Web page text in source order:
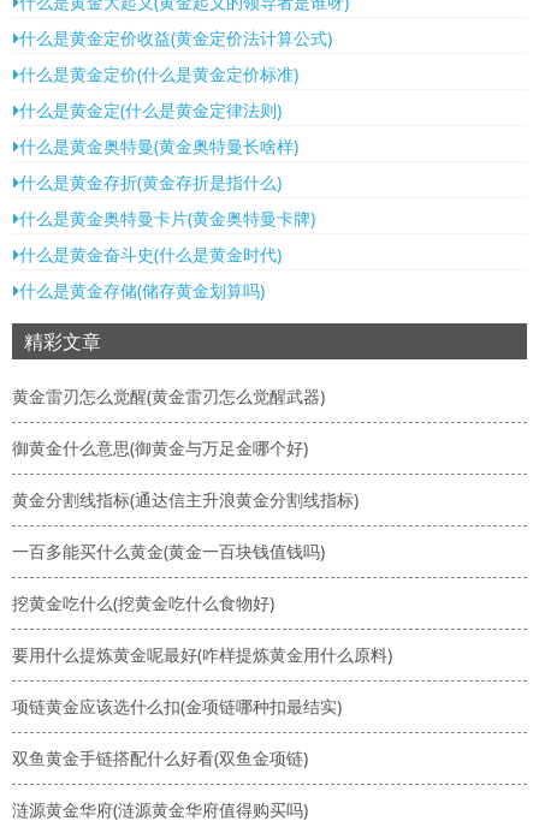
什么是黄金定价收益(黄金定价法计算公式)
什么是黄金定价(什么是黄金定价标准)
什么是黄金定(什么是黄金定律法则)
什么是黄金奥特曼(黄金奥特曼长啥样)
什么是黄金存折(黄金存折是指什么)
什么是黄金奥特曼卡片(黄金奥特曼卡牌)
什么是黄金奋斗史(什么是黄金时代)
什么是黄金存储(储存黄金划算吗)
精彩文章
黄金雷刃怎么觉醒(黄金雷刃怎么觉醒武器)
御黄金什么意思(御黄金与万足金哪个好)
黄金分割线指标(通达信主升浪黄金分割线指标)
一百多能买什么黄金(黄金一百块钱值钱吗)
挖黄金吃什么(挖黄金吃什么食物好)
要用什么提炼黄金呢最好(咋样提炼黄金用什么原料)
项链黄金应该选什么扣(金项链哪种扣最结实)
双鱼黄金手链搭配什么好看(双鱼金项链)
涟源黄金华府(涟源黄金华府值得购买吗)